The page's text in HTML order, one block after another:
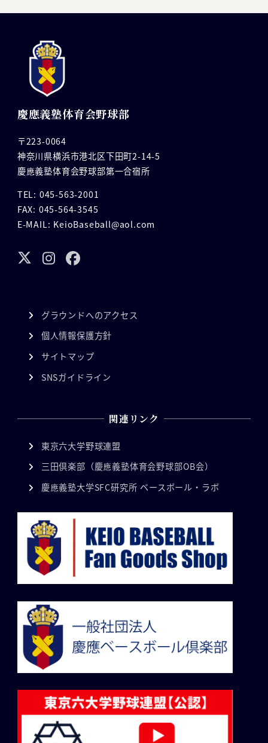
慶應義塾体育会野球部
〒223-0064
神奈川県横浜市港北区下田町2-14-5
慶應義塾体育会野球部第一合宿所
TEL: 045-563-2001
FAX: 045-564-3545
E-MAIL: KeioBaseball@aol.com
グラウンドへのアクセス
個人情報保護方針
サイトマップ
SNSガイドライン
関連リンク
東京六大学野球連盟
三田倶楽部（慶應義塾体育会野球部OB会）
慶應義塾大学SFC研究所 ベースボール・ラボ